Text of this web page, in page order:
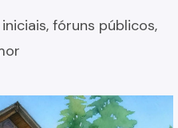
fóruns públicos,